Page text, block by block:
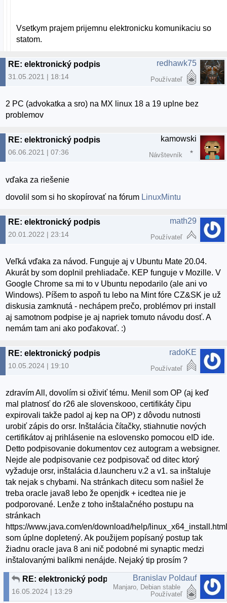
Vsetkym prajem prijemnu elektronicku komunikaciu so
statom.
RE: elektronický podpis
31.05.2021 | 18:14
redhawk75
Používateľ
2 PC (advokatka a sro) na MX linux 18 a 19 uplne bez
problemov
RE: elektronický podpis
06.06.2021 | 07:36
kamowski
Návštevník
vďaka za riešenie
dovolil som si ho skopírovať na fórum LinuxMintu
RE: elektronický podpis
20.01.2022 | 23:14
math29
Používateľ
Veľká vďaka za návod. Funguje aj v Ubuntu Mate 20.04.
Akurát by som doplnil prehliadače. KEP funguje v Mozille. V
Google Chrome sa mi to v Ubuntu nepodarilo (ale ani vo
Windows). Píšem to aspoň tu lebo na Mint fóre CZ&SK je už
diskusia zamknutá - nechápem prečo, problémov pri install
aj samotnom podpise je aj napriek tomuto návodu dosť. A
nemám tam ani ako poďakovať. :)
RE: elektronický podpis
10.05.2024 | 19:10
radoKE
Používateľ
zdravím All, dovolím si oživiť tému. Menil som OP (aj keď
mal platnosť do r26 ale slovenskooo, certifikáty čipu
expirovali takže padol aj kep na OP) z dôvodu nutnosti
urobiť zápis do orsr. Inštalácia čítačky, stiahnutie nových
certifikátov aj prihlásenie na eslovensko pomocou eID ide.
Detto podpisovanie dokumentov cez autogram a websigner.
Nejde ale podpisovanie cez podpisovač od ditec ktorý
vyžaduje orsr, inštalácia d.launcheru v.2 a v1. sa inštaluje
tak nejak s chybami. Na stránkach ditecu som našiel že
treba oracle java8 lebo že openjdk + icedtea nie je
podporované. Lenže z toho inštalačného postupu na
stránkach
https://www.java.com/en/download/help/
som úplne dopletený. Ak použijem popísaný postup tak
žiadnu oracle java 8 ani nič podobné mi synaptic medzi
inštalovanými balíkmi nenájde. Nejaký tip prosím ?
RE: elektronický podpis
16.05.2024 | 13:29
Branislav Poldauf
Manjaro, Debian stable
Používateľ